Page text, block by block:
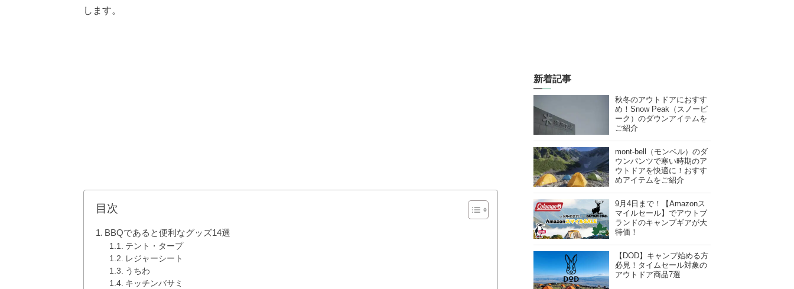
します。
目次
BBQであると便利なグッズ14選
テント・タープ
レジャーシート
うちわ
キッチンバサミ
新着記事
秋冬のアウトドアにおすす
め！Snow Peak（スノーピ
ーク）のダウンアイテムを
ご紹介
mont-bell（モンベル）のダ
ウンパンツで寒い時期のア
ウトドアを快適に！おすす
めアイテムをご紹介
9月4日まで！【Amazonス
マイルセール】でアウトブ
ランドのキャンプギアが大
特価！
【DOD】キャンプ始める方
必見！タイムセール対象の
アウトドア商品7選